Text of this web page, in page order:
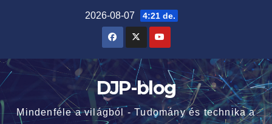
2026-08-07 4:21 de.
DJP-blog
Mindenféle a világból - Tudomány és technika a